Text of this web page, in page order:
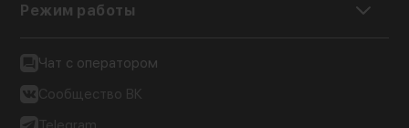
Режим работы
Чат с оператором
Сообщество ВК